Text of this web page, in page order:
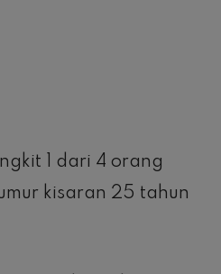
1 dari 4 orang
kisaran 25 tahun